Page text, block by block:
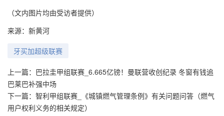
（文内图片均由受访者提供）
来源：新黄河
牙买加超级联赛
上一篇： 巴拉圭甲组联赛_6.665亿镑！曼联营收创纪录 冬窗有钱追
巴莱巴补强中场
下一篇： 智利甲组联赛_《城镇燃气管理条例》有关问题问答（燃气
用户权利义务的相关规定）